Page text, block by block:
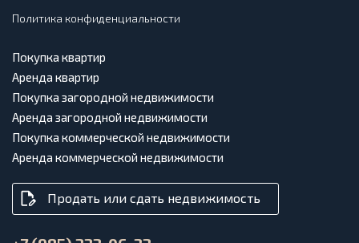
Политика конфиденциальности
Покупка квартир
Аренда квартир
Покупка загородной недвижимости
Аренда загородной недвижимости
Покупка коммерческой недвижимости
Аренда коммерческой недвижимости
Продать или сдать недвижимость